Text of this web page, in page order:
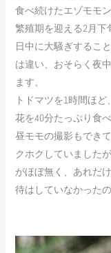
食べ続けたエゾモモン
繁殖期を迎える2月下
日中に大騒ぎするこ
は違い、おそらく夜
ます。
トドマツを1時間ほ
花を40分たっぷり食
昼モモの撮影もでき
クホクしていました
がほぼ無く、あれだ
待はしていなかったの